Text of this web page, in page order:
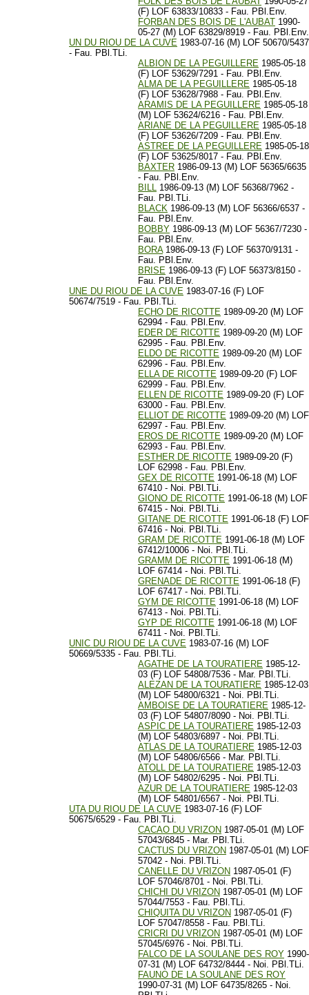
(F) LOF 63833/10833 - Fau. PBl.Env.
FORBAN DES BOIS DE L'AUBAT 1990-
05-27 (M) LOF 63829/8919 - Fau. PBl.Env.
UN DU RIOU DE LA CUVE 1983-07-16 (M) LOF 50670/5437
- Fau. PBl.TLi.
ALBION DE LA PEGUILLERE 1985-05-18
(F) LOF 53629/7291 - Fau. PBl.Env.
ALMA DE LA PEGUILLERE 1985-05-18
(F) LOF 53628/7988 - Fau. PBl.Env.
ARAMIS DE LA PEGUILLERE 1985-05-18
(M) LOF 53624/6216 - Fau. PBl.Env.
ARIANE DE LA PEGUILLERE 1985-05-18
(F) LOF 53626/7209 - Fau. PBl.Env.
ASTREE DE LA PEGUILLERE 1985-05-18
(F) LOF 53625/8017 - Fau. PBl.Env.
BAXTER 1986-09-13 (M) LOF 56365/6635
- Fau. PBl.Env.
BILL 1986-09-13 (M) LOF 56368/7962 -
Fau. PBl.TLi.
BLACK 1986-09-13 (M) LOF 56366/6537 -
Fau. PBl.Env.
BOBBY 1986-09-13 (M) LOF 56367/7230 -
Fau. PBl.Env.
BORA1986-09-13 (F) LOF 56370/9131 -
Fau. PBl.Env.
BRISE 1986-09-13 (F) LOF 56373/8150 -
Fau. PBl.Env.
UNE DU RIOU DE LA CUVE 1983-07-16 (F) LOF
50674/7519 - Fau. PBl.TLi.
ECHO DE RICOTTE 1989-09-20 (M) LOF
62994 - Fau. PBl.Env.
EDER DE RICOTTE 1989-09-20 (M) LOF
62995 - Fau. PBl.Env.
ELDO DE RICOTTE 1989-09-20 (M) LOF
62996 - Fau. PBl.Env.
ELLA DE RICOTTE 1989-09-20 (F) LOF
62999 - Fau. PBl.Env.
ELLEN DE RICOTTE 1989-09-20 (F) LOF
63000 - Fau. PBl.Env.
ELLIOT DE RICOTTE 1989-09-20 (M) LOF
62997 - Fau. PBl.Env.
EROS DE RICOTTE 1989-09-20 (M) LOF
62993 - Fau. PBl.Env.
ESTHER DE RICOTTE 1989-09-20 (F)
LOF 62998 - Fau. PBl.Env.
GEX DE RICOTTE 1991-06-18 (M) LOF
67410 - Noi. PBl.TLi.
GIONO DE RICOTTE 1991-06-18 (M) LOF
67415 - Noi. PBl.TLi.
GITANE DE RICOTTE 1991-06-18 (F) LOF
67416 - Noi. PBl.TLi.
GRAM DE RICOTTE 1991-06-18 (M) LOF
67412/10006 - Noi. PBl.TLi.
GRAMM DE RICOTTE 1991-06-18 (M)
LOF 67414 - Noi. PBl.TLi.
GRENADE DE RICOTTE 1991-06-18 (F)
LOF 67417 - Noi. PBl.TLi.
GYM DE RICOTTE 1991-06-18 (M) LOF
67413 - Noi. PBl.TLi.
GYP DE RICOTTE 1991-06-18 (M) LOF
67411 - Noi. PBl.TLi.
UNIC DU RIOU DE LA CUVE 1983-07-16 (M) LOF
50669/5335 - Fau. PBl.TLi.
AGATHE DE LA TOURATIERE 1985-12-
03 (F) LOF 54808/7536 - Mar. PBl.TLi.
ALEZAN DE LA TOURATIERE 1985-12-03
(M) LOF 54800/6321 - Noi. PBl.TLi.
AMBOISE DE LA TOURATIERE 1985-12-
03 (F) LOF 54807/8090 - Noi. PBl.TLi.
ASPIC DE LA TOURATIERE 1985-12-03
(M) LOF 54803/6897 - Noi. PBl.TLi.
ATLAS DE LA TOURATIERE 1985-12-03
(M) LOF 54806/6566 - Mar. PBl.TLi.
ATOLL DE LA TOURATIERE 1985-12-03
(M) LOF 54802/6295 - Noi. PBl.TLi.
AZUR DE LA TOURATIERE 1985-12-03
(M) LOF 54801/6567 - Noi. PBl.TLi.
UTA DU RIOU DE LA CUVE 1983-07-16 (F) LOF
50675/6529 - Fau. PBl.TLi.
CACAO DU VRIZON 1987-05-01 (M) LOF
57043/6845 - Mar. PBl.TLi.
CACTUS DU VRIZON 1987-05-01 (M) LOF
57042 - Noi. PBl.TLi.
CANELLE DU VRIZON 1987-05-01 (F)
LOF 57046/8701 - Noi. PBl.TLi.
CHICHI DU VRIZON 1987-05-01 (M) LOF
57044/7553 - Fau. PBl.TLi.
CHIQUITA DU VRIZON 1987-05-01 (F)
LOF 57047/8558 - Fau. PBl.TLi.
CRICRI DU VRIZON 1987-05-01 (M) LOF
57045/6976 - Noi. PBl.TLi.
FALCO DE LA SOULANE DES ROY 1990-
07-31 (M) LOF 64732/8444 - Noi. PBl.TLi.
FAUNO DE LA SOULANE DES ROY
1990-07-31 (M) LOF 64735/8265 - Noi.